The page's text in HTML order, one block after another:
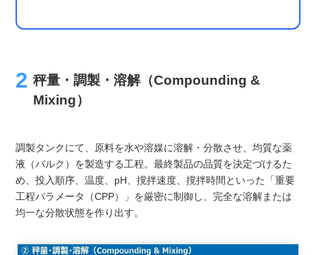
秤量・調製・溶解（Compounding &
Mixing）
調製タンクにて、原料を水や溶媒に溶解・分散させ、均質な薬
液（バルク）を製造する工程。最終製品の品質を決定づけるた
め、投入順序、温度、pH、撹拌速度、撹拌時間といった「重要
工程パラメータ（CPP）」を厳密に制御し、完全な溶解または
均一な分散状態を作り出す。